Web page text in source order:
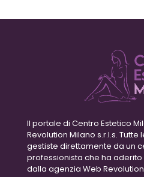
Il portale di Centro Estetico
Revolution Milano s.r.l.s.
gestiste direttamente da un
professionista che ha
dalla agenzia Web Revolution